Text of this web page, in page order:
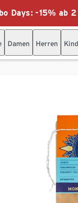
Days: -15% ab
Damen Herren